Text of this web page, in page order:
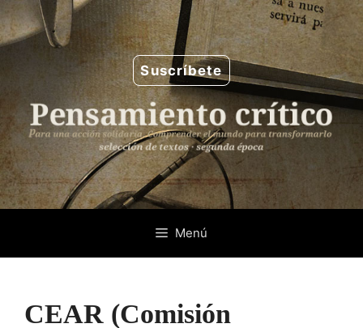
Saltar
al
contenido
Suscríbete
Menú
CEAR (Comisión